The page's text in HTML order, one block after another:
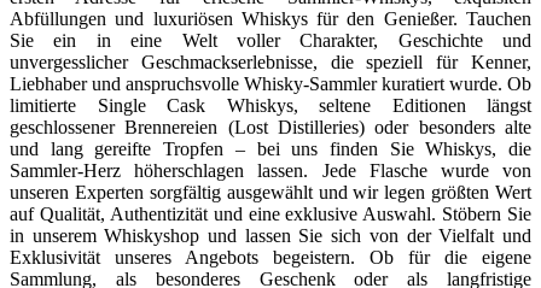
Abfüllungen und luxuriösen Whiskys für den Genießer. Tauchen
Sie ein in eine Welt voller Charakter, Geschichte und
unvergesslicher Geschmackserlebnisse, die speziell für Kenner,
Liebhaber und anspruchsvolle Whisky-Sammler kuratiert wurde. Ob
limitierte Single Cask Whiskys, seltene Editionen längst
geschlossener Brennereien (Lost Distilleries) oder besonders alte
und lang gereifte Tropfen – bei uns finden Sie Whiskys, die
Sammler-Herz höherschlagen lassen. Jede Flasche wurde von
unseren Experten sorgfältig ausgewählt und wir legen größten Wert
auf Qualität, Authentizität und eine exklusive Auswahl. Stöbern Sie
in unserem Whiskyshop und lassen Sie sich von der Vielfalt und
Exklusivität unseres Angebots begeistern. Ob für die eigene
Sammlung, als besonderes Geschenk oder als langfristige